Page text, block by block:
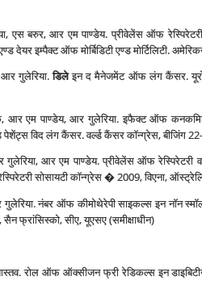
एस बरुर, आर एम पाण्‍डेय. प्रीवेलेंस ऑफ
देयर इम्‍पैक्‍ट ऑफ मोर्बिडिटी एण्‍ड मोर्टिलिटी.
आर गुलेरिया.डिलेइन द मैनेजमेंट ऑफ लंग कैंसर.
आर एम पाण्‍डेय, आर गुलेरिया. इफैक्‍ट ऑफ
पेशेंट्स विद लंग कैंसर. वर्ल्‍ड कैंसर कॉन्‍ग्रेस, बीजिंग
गुलेरिया, आर एम पाण्‍डेय. प्रीवेलेंस ऑफ रेस्पिरेटरी
सोसायटी कॉन्‍ग्रेस � 2009, विएना,
नंबर ऑफ कीमोथेरेपी साइकल्‍स इन नॉन
सीए, यूएसए (समीक्षाधीन)
रोल ऑफ ऑक्‍सीजन फ्री रेडिकल्‍स इन